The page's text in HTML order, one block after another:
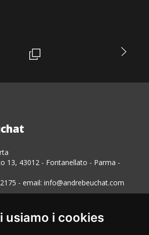
usiamo i cookies
13, 43012 - Fontanellato - Parma -
- email: info@andrebeuchat.com